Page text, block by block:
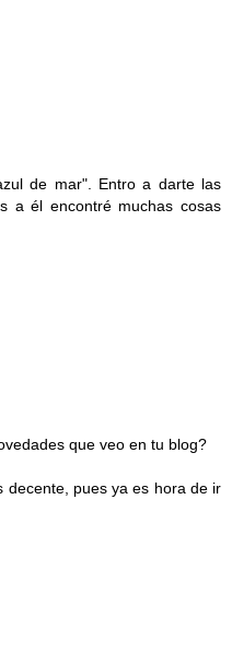
de mar". Entro a darte las
a él encontré muchas cosas
que veo en tu blog?
decente, pues ya es hora de ir